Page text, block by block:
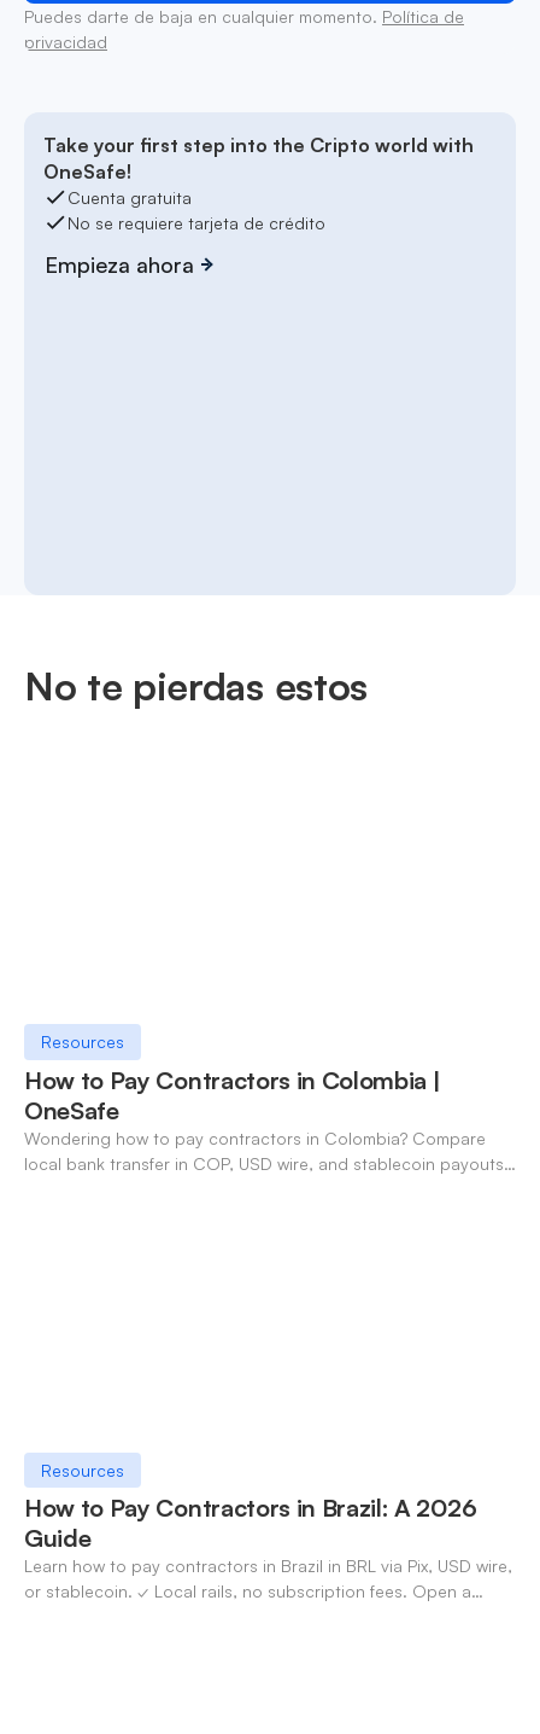
Puedes darte de baja en cualquier momento. Política de
privacidad
Take your first step into the Cripto world with
OneSafe!
Cuenta gratuita
No se requiere tarjeta de crédito
Empieza ahora
No te pierdas estos
Resources
How to Pay Contractors in Colombia |
OneSafe
Wondering how to pay contractors in Colombia? Compare
local bank transfer in COP, USD wire, and stablecoin payouts.
Resources
How to Pay Contractors in Brazil: A 2026
Guide
Learn how to pay contractors in Brazil in BRL via Pix, USD wire,
or stablecoin. ✓ Local rails, no subscription fees. Open a